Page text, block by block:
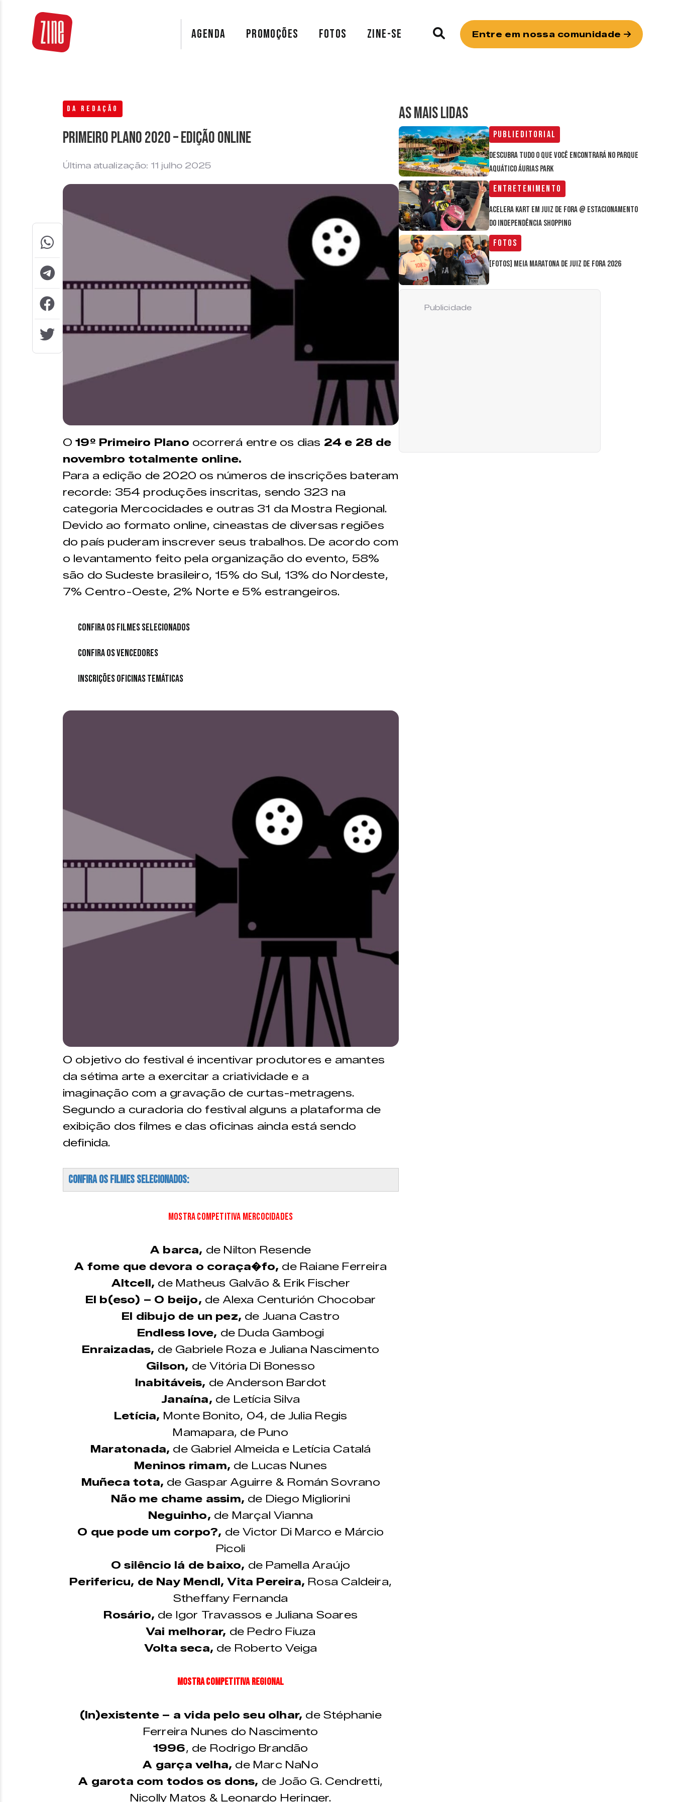
AGENDA PROMOÇÕES FOTOS ZINE-SE Entre em nossa comunidade
DA REDAÇÃO
Primeiro Plano 2020 – Edição Online
Última atualização: 11 julho 2025
O19º Primeiro Plano ocorrerá entre os dias 24 e 28 de
novembro totalmente online.
Para a edição de 2020 os números de inscrições bateram
recorde: 354 produções inscritas, sendo 323 na
categoria Mercocidades e outras 31 da Mostra Regional.
Devido ao formato online, cineastas de diversas regiões
do país puderam inscrever seus trabalhos. De acordo com
o levantamento feito pela organização do evento, 58%
são do Sudeste brasileiro, 15% do Sul, 13% do Nordeste,
7% Centro-Oeste, 2% Norte e 5% estrangeiros.
Confira os filmes selecionados
Confira os vencedores
Inscrições Oficinas Temáticas
O objetivo do festival é incentivar produtores e amantes
da sétima arte a exercitar a criatividade e a
imaginação com a gravação de curtas-metragens.
Segundo a curadoria do festival alguns a plataforma de
exibição dos filmes e das oficinas ainda está sendo
definida.
Confira os filmes selecionados:
MOSTRA COMPETITIVA MERCOCIDADES
A barca, de Nilton Resende
A fome que devora o coraça�fo, de Raiane Ferreira
Altcell, de Matheus Galvão & Erik Fischer
El b(eso) – O beijo, de Alexa Centurión Chocobar
El dibujo de un pez, de Juana Castro
Endless love, de Duda Gambogi
Enraizadas, de Gabriele Roza e Juliana Nascimento
Gilson, de Vitória Di Bonesso
Inabitáveis, de Anderson Bardot
Janaína, de Letícia Silva
Letícia, Monte Bonito, 04, de Julia Regis
Mamapara, de Puno
Maratonada, de Gabriel Almeida e Letícia Catalá
Meninos rimam, de Lucas Nunes
Muñeca tota, de Gaspar Aguirre & Román Sovrano
Não me chame assim, de Diego Migliorini
Neguinho, de Marçal Vianna
O que pode um corpo?, de Victor Di Marco e Márcio
Picoli
O silêncio lá de baixo, de Pamella Araújo
Perifericu, de Nay Mendl, Vita Pereira, Rosa Caldeira,
Stheffany Fernanda
Rosário, de Igor Travassos e Juliana Soares
Vai melhorar, de Pedro Fiuza
Volta seca, de Roberto Veiga
MOSTRA COMPETITIVA REGIONAL
(In)existente – a vida pelo seu olhar, de Stéphanie
Ferreira Nunes do Nascimento
1996, de Rodrigo Brandão
A garça velha, de Marc NaNo
A garota com todos os dons, de João G. Cendretti,
Nicolly Matos & Leonardo Heringer.
AS MAIS LIDAS
Publieditorial
Descubra tudo o que você encontrará no parque
aquático Áurias Park
Entretenimento
Acelera Kart em Juiz de Fora @ estacionamento
do Independência Shopping
Fotos
[FOTOS] Meia Maratona de Juiz de Fora 2026
Publicidade